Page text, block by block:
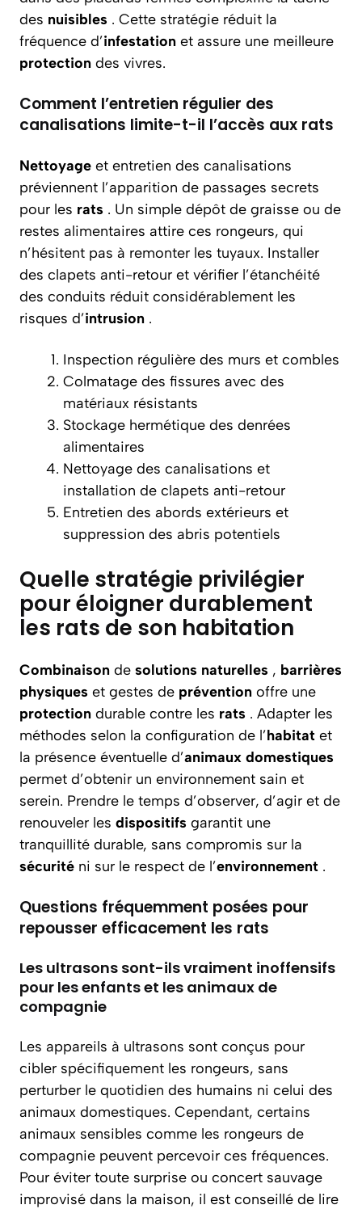
des nuisibles . Cette stratégie réduit la
fréquence d’infestation et assure une meilleure
protection des vivres.
Comment l’entretien régulier des
canalisations limite-t-il l’accès aux rats
Nettoyage et entretien des canalisations
préviennent l’apparition de passages secrets
pour les rats . Un simple dépôt de graisse ou de
restes alimentaires attire ces rongeurs, qui
n’hésitent pas à remonter les tuyaux. Installer
des clapets anti-retour et vérifier l’étanchéité
des conduits réduit considérablement les
risques d’intrusion .
Inspection régulière des murs et combles
Colmatage des fissures avec des
matériaux résistants
Stockage hermétique des denrées
alimentaires
Nettoyage des canalisations et
installation de clapets anti-retour
Entretien des abords extérieurs et
suppression des abris potentiels
Quelle stratégie privilégier
pour éloigner durablement
les rats de son habitation
Combinaison de solutions naturelles , barrières
physiques et gestes de prévention offre une
protection durable contre les rats . Adapter les
méthodes selon la configuration de l’habitat et
la présence éventuelle d’animaux domestiques
permet d’obtenir un environnement sain et
serein. Prendre le temps d’observer, d’agir et de
renouveler les dispositifs garantit une
tranquillité durable, sans compromis sur la
sécurité ni sur le respect de l’environnement .
Questions fréquemment posées pour
repousser efficacement les rats
Les ultrasons sont-ils vraiment inoffensifs
pour les enfants et les animaux de
compagnie
Les appareils à ultrasons sont conçus pour
cibler spécifiquement les rongeurs, sans
perturber le quotidien des humains ni celui des
animaux domestiques. Cependant, certains
animaux sensibles comme les rongeurs de
compagnie peuvent percevoir ces fréquences.
Pour éviter toute surprise ou concert sauvage
improvisé dans la maison, il est conseillé de lire